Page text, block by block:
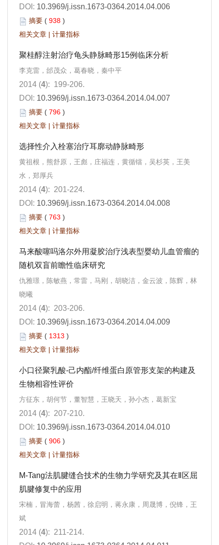
DOI: 10.3969/j.issn.1673-0364.2014.04.006
摘要 ( 938 )
相关文章 | 计量指标
聚桂醇注射治疗龟头静脉畸形15例临床分析
李克雷，邰茂众，葛春晓，秦中平
2014 (4): 199-206.
DOI: 10.3969/j.issn.1673-0364.2014.04.007
摘要 ( 796 )
相关文章 | 计量指标
选择性介入栓塞治疗耳廓动静脉畸形
黄祖根，熊舒原，王彪，庄福连，黄循镭，吴杉英，王美
水，郑厚兵
2014 (4): 201-224.
DOI: 10.3969/j.issn.1673-0364.2014.04.008
摘要 ( 763 )
相关文章 | 计量指标
马来酸噻吗洛尔外用凝胶治疗浅表型婴幼儿血管瘤的
随机双盲前瞻性临床研究
仇雅璟，陈敏燕，常雷，马刚，胡晓洁，金云波，陈辉，林
晓曦
2014 (4): 203-206.
DOI: 10.3969/j.issn.1673-0364.2014.04.009
摘要 ( 1313 )
相关文章 | 计量指标
小口径聚乳酸-己内酯/纤维蛋白原管形支架的构建及
生物相容性评价
方征东，胡何节，董智慧，王晓天，孙小杰，葛新宝
2014 (4): 207-210.
DOI: 10.3969/j.issn.1673-0364.2014.04.010
摘要 ( 906 )
相关文章 | 计量指标
M-Tang法肌腱缝合技术的生物力学研究及其在Ⅱ区屈
肌腱修复中的应用
宋楠，冒海蕾，杨茜，徐启明，蒋永康，周晟博，倪锋，王
斌
2014 (4): 211-214.